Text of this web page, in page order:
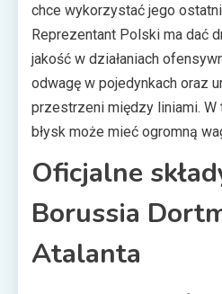
chce wykorzystać jego
Reprezentant Polski ma dać
jakość w działaniach
odwagę w pojedynkach oraz
przestrzeni między liniami. W
błysk może mieć ogromną
Oficjalne
Borussia
Atalanta